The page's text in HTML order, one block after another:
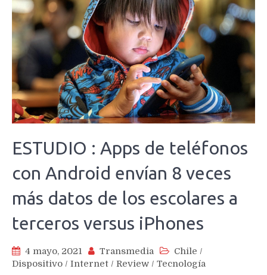
ESTUDIO : Apps de teléfonos
con Android envían 8 veces
más datos de los escolares a
terceros versus iPhones
4 mayo, 2021 Transmedia Chile /
Dispositivo / Internet / Review / Tecnología